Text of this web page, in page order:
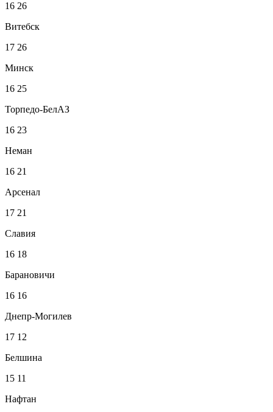
16 26
Витебск
17 26
Минск
16 25
Торпедо-БелАЗ
16 23
Неман
16 21
Арсенал
17 21
Славия
16 18
Барановичи
16 16
Днепр-Могилев
17 12
Белшина
15 11
Нафтан